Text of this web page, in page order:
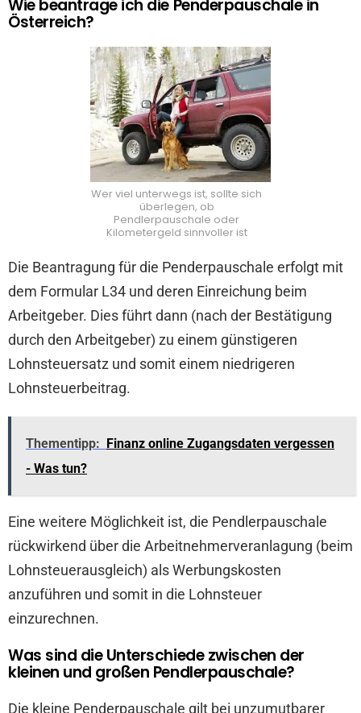
Wie beantrage ich die Penderpauschale in
Österreich?
Wer viel unterwegs ist, sollte sich
überlegen, ob
Pendlerpauschale oder
Kilometergeld sinnvoller ist
Die Beantragung für die Penderpauschale erfolgt mit
dem Formular L34 und deren Einreichung beim
Arbeitgeber. Dies führt dann (nach der Bestätigung
durch den Arbeitgeber) zu einem günstigeren
Lohnsteuersatz und somit einem niedrigeren
Lohnsteuerbeitrag.
Thementipp: Finanz online Zugangsdaten vergessen
- Was tun?
Eine weitere Möglichkeit ist, die Pendlerpauschale
rückwirkend über die Arbeitnehmerveranlagung (beim
Lohnsteuerausgleich) als Werbungskosten
anzuführen und somit in die Lohnsteuer
einzurechnen.
Was sind die Unterschiede zwischen der
kleinen und großen Pendlerpauschale?
Die kleine Penderpauschale gilt bei unzumutbarer